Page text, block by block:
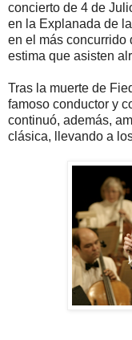
concierto de 4 de
en la Explanada de
en el más concurrido
estima que asisten
Tras la muerte de
famoso conductor y
continuó, además,
clásica, llevando a